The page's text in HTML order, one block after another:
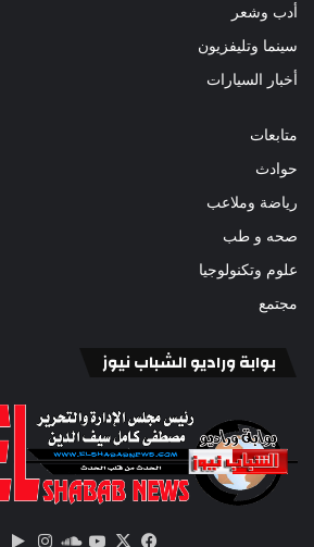
أدب وشعر
سينما وتليفزيون
أخبار السيارات
متابعات
حوادث
رياضة وملاعب
صحه و طب
علوم وتكنولوجيا
مجتمع
بوابة وراديو الشباب نيوز
فيسبوك
‫X
‫YouTube
ساوند